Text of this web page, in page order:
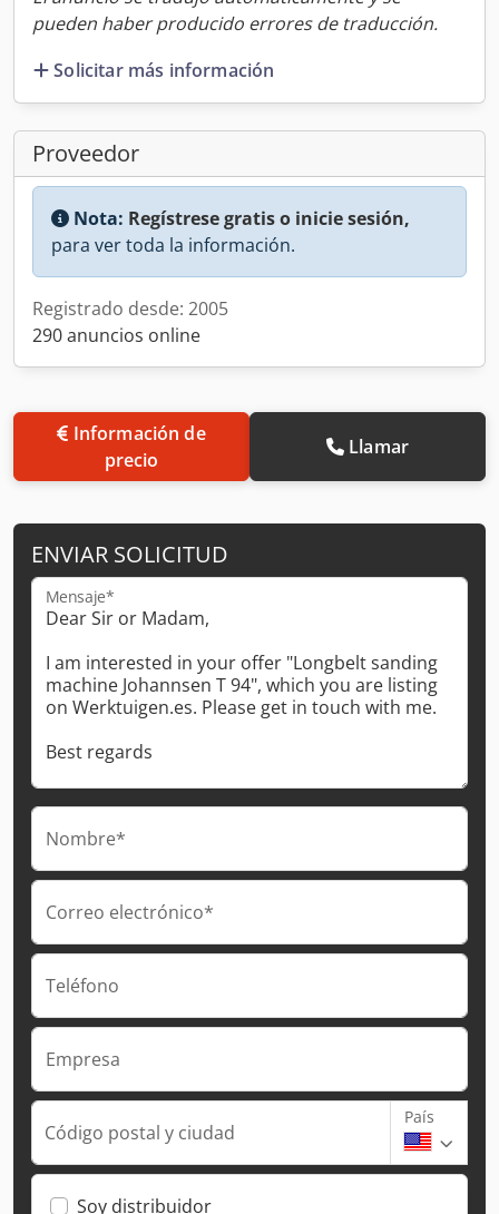
pueden haber producido errores de traducción.
Solicitar más información
Proveedor
Nota: Regístrese gratis o inicie sesión,
para ver toda la información.
Registrado desde: 2005
290 anuncios online
precio
Llamar
ENVIAR SOLICITUD
Mensaje*
Nombre*
Correo electrónico*
Teléfono
Empresa
Código postal y ciudad
País
Soy distribuidor